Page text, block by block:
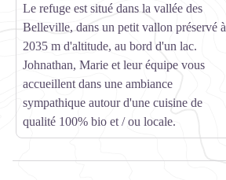
Le refuge est situé dans la vallée des
Belleville, dans un petit vallon préservé à
2035 m d'altitude, au bord d'un lac.
Johnathan, Marie et leur équipe vous
accueillent dans une ambiance
sympathique autour d'une cuisine de
qualité 100% bio et / ou locale.